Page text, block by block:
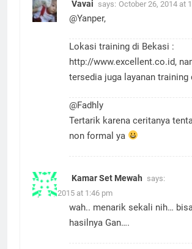
Vavai says: October 26, 2014 at
@Yanper,
Lokasi training di Bekasi :
http://www.excellent.co.id,
tersedia juga layanan training
@Fadhly
Tertarik karena ceritanya
non formal ya
Kamar Set Mewah says:
April 6, 2015 at 1:46 pm
wah.. menarik sekali nih…
hasilnya Gan….